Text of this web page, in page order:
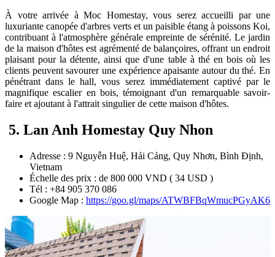
À votre arrivée à Moc Homestay, vous serez accueilli par une
luxuriante canopée d'arbres verts et un paisible étang à poissons Koi,
contribuant à l'atmosphère générale empreinte de sérénité. Le jardin
de la maison d'hôtes est agrémenté de balançoires, offrant un endroit
plaisant pour la détente, ainsi que d'une table à thé en bois où les
clients peuvent savourer une expérience apaisante autour du thé. En
pénétrant dans le hall, vous serez immédiatement captivé par le
magnifique escalier en bois, témoignant d'un remarquable savoir-
faire et ajoutant à l'attrait singulier de cette maison d'hôtes.
5. Lan Anh Homestay Quy Nhon
Adresse : 9 Nguyễn Huệ, Hải Cảng, Quy Nhơn, Bình Định,
Vietnam
Échelle des prix : de 800 000 VND ( 34 USD )
Tél : +84 905 370 086
Google Map : https://goo.gl/maps/ATWBFBqWmucPGyAK6